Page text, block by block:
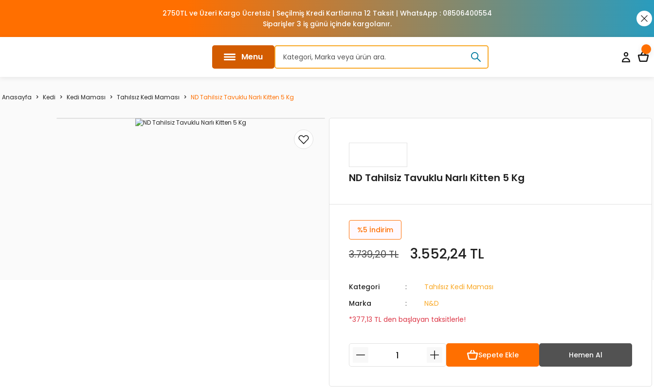
2750TL ve Üzeri Kargo Ücretsiz | Seçilmiş Kredi Kartlarına 12 Taksit | WhatsApp : 08506400554
Siparişler 3 iş günü içinde kargolanır.
Menu
Anasayfa Kedi Kedi Maması Tahılsız Kedi Maması ND Tahilsiz Tavuklu Narlı Kitten 5 Kg
ND Tahilsiz Tavuklu Narlı Kitten 5 Kg
%5 İndirim
3.739,20 TL 3.552,24 TL
Kategori
Tahılsız Kedi Maması
Marka
N&D
*377,13 TL den başlayan taksitlerle!
Sepete Ekle Hemen Al